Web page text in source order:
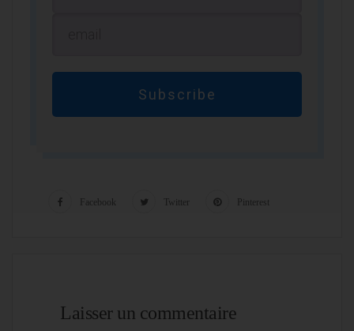
Subscribe
Facebook Twitter Pinterest
Laisser un commentaire